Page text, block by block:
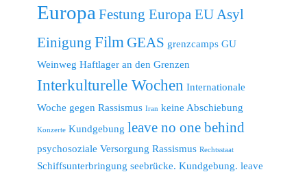
Europa Festung Europa EU Asyl
Einigung Film GEAS grenzcamps GU
Weinweg Haftlager an den Grenzen
Interkulturelle Wochen Internationale
Woche gegen Rassismus Iran keine Abschiebung
Konzerte Kundgebung leave no one behind
psychosoziale Versorgung Rassismus Rechtsstaat
Schiffsunterbringung seebrücke. Kundgebung. leave